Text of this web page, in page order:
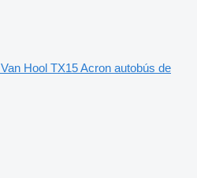
Van Hool TX15 Acron autobús de